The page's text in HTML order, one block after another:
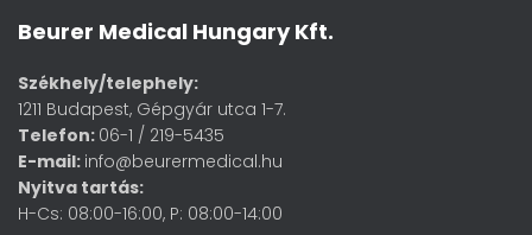
Beurer Medical Hungary Kft.
Székhely/telephely:
1211 Budapest, Gépgyár utca 1-7.
Telefon: 06-1 / 219-5435
E-mail: info@beurermedical.hu
Nyitva tartás:
H-Cs: 08:00-16:00, P: 08:00-14:00